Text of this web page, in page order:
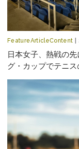
FeatureArticleContent
日本女子、熱戦の
グ・カップでテニス